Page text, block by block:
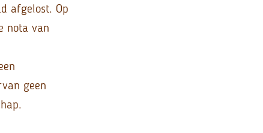
afgelost. Op
nota van
geen